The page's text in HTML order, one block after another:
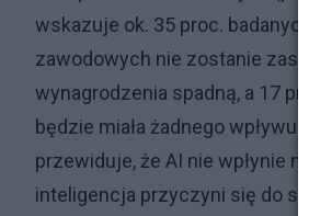
wskazuje ok. 35 proc.
zawodowych nie zostanie
wynagrodzenia spadną, a 17
będzie miała żadnego
przewiduje, że AI nie wpłynie
inteligencja przyczyni się do